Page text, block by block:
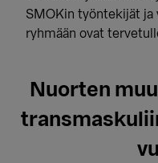
SMOKin työntekijät ja
ryhmään ovat
Nuorten